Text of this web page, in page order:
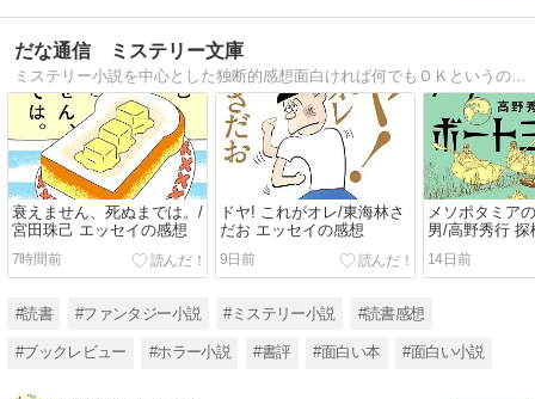
だな通信 ミステリー文庫
ミステリー小説を中心とした独断的感想面白ければ何でもＯＫというのが信条。
衰えません、死ぬまでは。/
宮田珠己 エッセイの感想
7時間前
ドヤ! これがオレ/東海林さ
だお エッセイの感想
9日前
メソポタミア
男/高野秀行 探
14日前
#読書 #ファンタジー小説 #ミステリー小説 #読書感想
#ブックレビュー #ホラー小説 #書評 #面白い本 #面白い小説